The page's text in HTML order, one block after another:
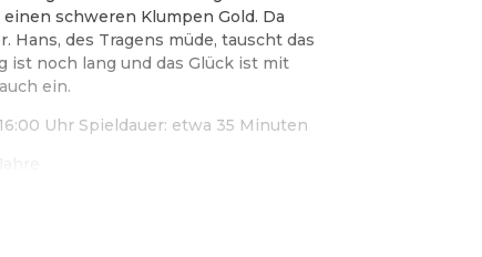
schweren Klumpen Gold. Da
Hans, des Tragens müde, tauscht das
ist noch lang und das Glück ist mit
ein.
Uhr Spieldauer: etwa 35 Minuten